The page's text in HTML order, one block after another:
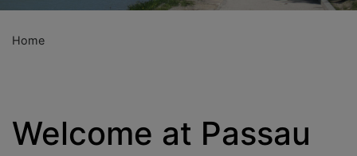
Home
Welcome at Passau